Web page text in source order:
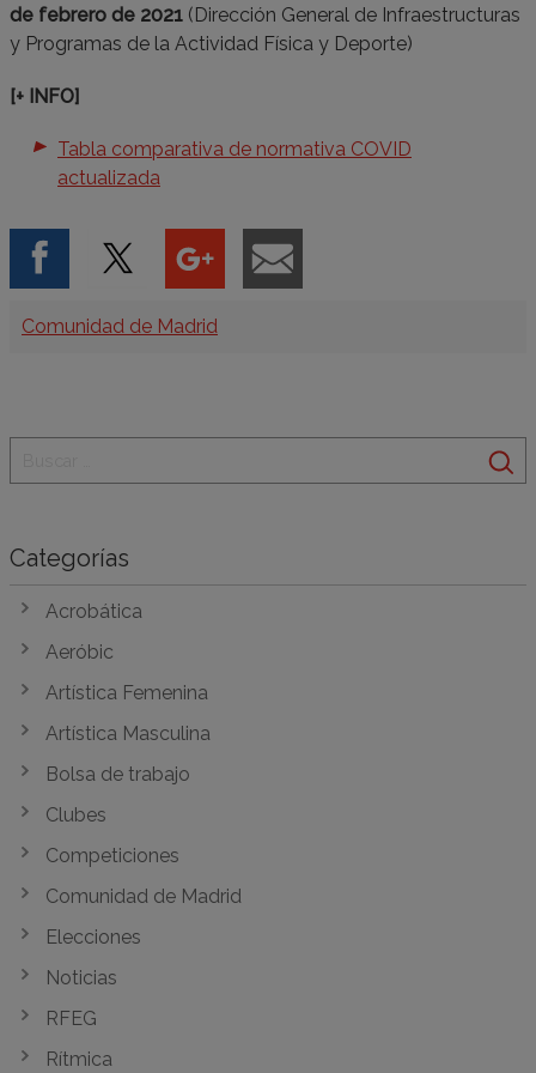
de febrero de 2021 (Dirección General de Infraestructuras
y Programas de la Actividad Física y Deporte)
[+ INFO]
Tabla comparativa de normativa COVID
actualizada
Categorías
Comunidad de Madrid
Categorías
Acrobática
Aeróbic
Artística Femenina
Artística Masculina
Bolsa de trabajo
Clubes
Competiciones
Comunidad de Madrid
Elecciones
Noticias
RFEG
Rítmica